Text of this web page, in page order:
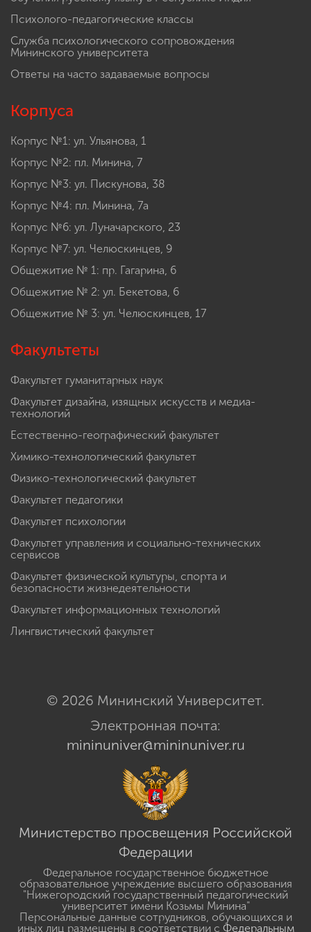
Психолого-педагогические классы
Служба психологического сопровождения
Мининского университета
Ответы на часто задаваемые вопросы
Корпуса
Корпус №1: ул. Ульянова, 1
Корпус №2: пл. Минина, 7
Корпус №3: ул. Пискунова, 38
Корпус №4: пл. Минина, 7а
Корпус №6: ул. Луначарского, 23
Корпус №7: ул. Челюскинцев, 9
Общежитие № 1: пр. Гагарина, 6
Общежитие № 2: ул. Бекетова, 6
Общежитие № 3: ул. Челюскинцев, 17
Факультеты
Факультет гуманитарных наук
Факультет дизайна, изящных искусств и медиа-
технологий
Естественно-географический факультет
Химико-технологический факультет
Физико-технологический факультет
Факультет педагогики
Факультет психологии
Факультет управления и социально-технических
сервисов
Факультет физической культуры, спорта и
безопасности жизнедеятельности
Факультет информационных технологий
Лингвистический факультет
© 2026 Мининский Университет.
Электронная почта:
mininuniver@mininuniver.ru
Министерство просвещения Российской
Федерации
Федеральное государственное бюджетное
образовательное учреждение высшего образования
"Нижегородский государственный педагогический
университет имени Козьмы Минина"
Персональные данные сотрудников, обучающихся и
иных лиц размещены в соответствии с Федеральным